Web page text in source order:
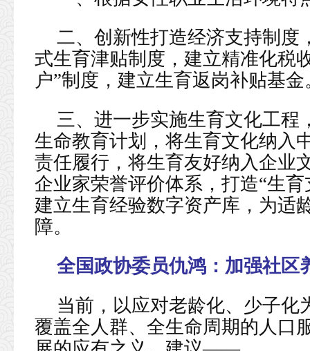
二、创新性打造经济支持制度
式生育津贴制度，建立精准化税
户”制度，建立生育返岗补贴基金
三、进一步实施生育文化工程
生命教育计划，将生育文化纳入
责任履行，将生育友好纳入企业
企业家荣誉评价体系，打造“生
建立生育经验数字资产库，为适
障。
全国政协委员仇鸿： 加强社区
当前，以应对老龄化、少子化
覆盖全人群、全生命周期的人口